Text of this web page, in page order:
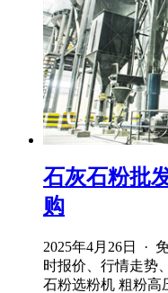
石灰石粉批
购
2025年4月26日 ·
时报价、行情走势
石粉选粉机 粗粉高